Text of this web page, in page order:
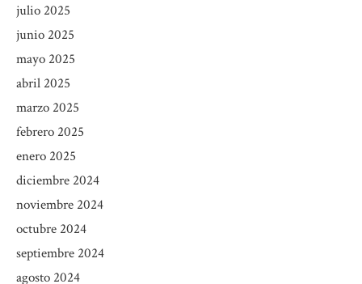
julio 2025
junio 2025
mayo 2025
abril 2025
marzo 2025
febrero 2025
enero 2025
diciembre 2024
noviembre 2024
octubre 2024
septiembre 2024
agosto 2024